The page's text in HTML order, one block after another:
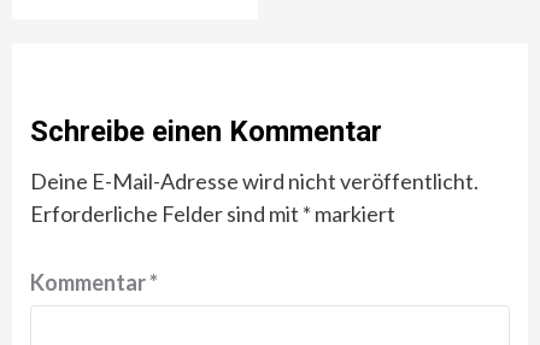
Schreibe einen Kommentar
Deine E-Mail-Adresse wird nicht veröffentlicht.
Erforderliche Felder sind mit * markiert
Kommentar*